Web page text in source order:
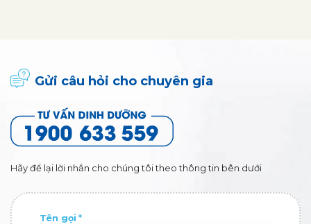
Gửi câu hỏi cho chuyên gia
Hãy để lại lời nhắn cho chúng tôi theo thông tin bên dưới
Tên gọi